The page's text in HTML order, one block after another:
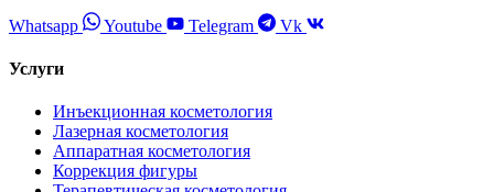
Whatsapp Youtube Telegram Vk
Услуги
Инъекционная косметология
Лазерная косметология
Аппаратная косметология
Коррекция фигуры